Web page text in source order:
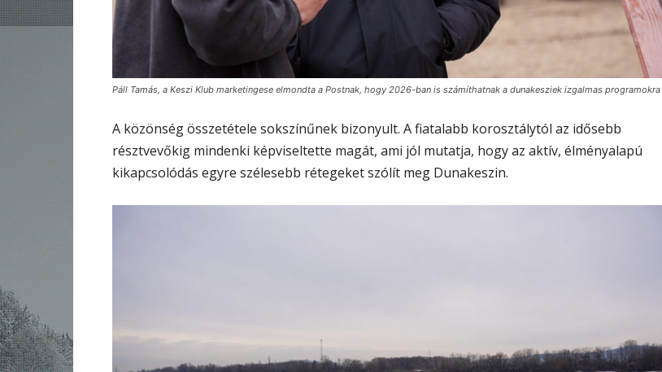
Páll Tamás, a Keszi Klub marketingese elmondta a Postnak, hogy 2026-ban is számíthatnak a dunakesziek izgalmas programokra
A közönség összetétele sokszínűnek bizonyult. A fiatalabb korosztálytól az idősebb
résztvevőkig mindenki képviseltette magát, ami jól mutatja, hogy az aktív, élményalapú
kikapcsolódás egyre szélesebb rétegeket szólít meg Dunakeszin.